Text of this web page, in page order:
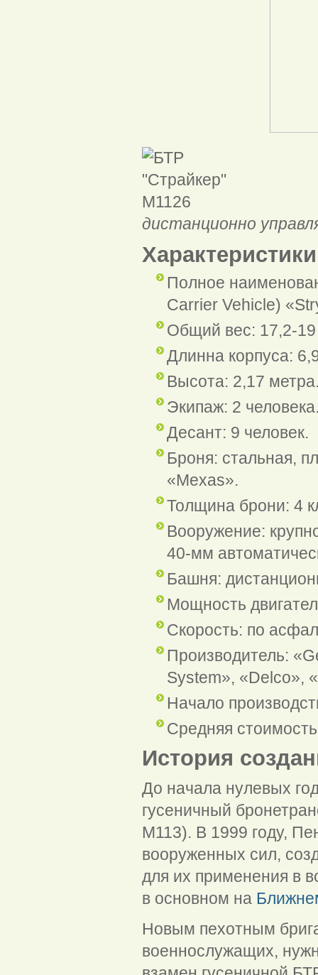
дистанционно
Полное
Carrier Vehicle)
Общий вес: 17,2-19
Длинна корпуса:
Высота: 2,17
Экипаж: 2
Десант: 9 человек.
Броня: стальная,
«Mexas».
Толщина брони: 4
Вооружение:
40-мм
Башня:
Мощность
Скорость: по
Производитель:
System», «Delco»,
Начало
Средняя
История
До начала нулевых
гусеничный
M113). В 1999 году,
вооруженных сил,
для их применения в
в основном на
Новым пехотным
военнослужащих,